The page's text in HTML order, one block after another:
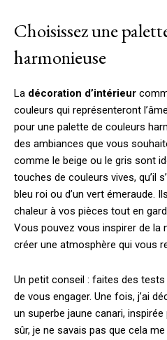
Choisissez une
harmonieuse
La décoration d’intérieur
couleurs qui représenteront
pour une palette de couleurs
des ambiances que vous
comme le beige ou le gris sont
touches de couleurs vives, qu’il
bleu roi ou d’un vert émeraude.
chaleur à vos pièces tout en
Vous pouvez vous inspirer de la
créer une atmosphère qui vous
Un petit conseil : faites des
de vous engager. Une fois, j’ai
un superbe jaune canari,
sûr, je ne savais pas que cela